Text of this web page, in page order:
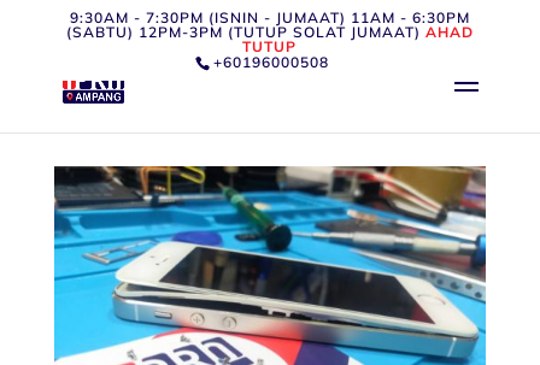
9:30AM - 7:30PM (ISNIN - JUMAAT) 11AM - 6:30PM
(SABTU) 12PM-3PM (TUTUP SOLAT JUMAAT) AHAD
TUTUP
+60196000508